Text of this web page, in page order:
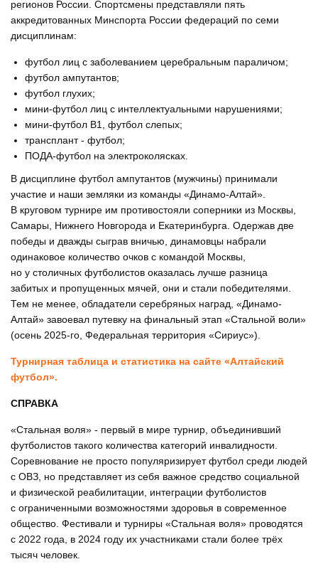
регионов России. Спортсмены представляли пять
аккредитованных Минспорта России федераций по семи
дисциплинам:
футбол лиц с заболеванием церебральным параличом;
футбол ампутантов;
футбол глухих;
мини-футбол лиц с интеллектуальными нарушениями;
мини-футбол В1, футбол слепых;
трансплант - футбол;
ПОДА-футбол на электроколясках.
В дисциплине футбол ампутантов (мужчины) принимали
участие и наши земляки из команды «Динамо-Алтай».
В круговом турнире им противостояли соперники из Москвы,
Самары, Нижнего Новгорода и Екатеринбурга. Одержав две
победы и дважды сыграв вничью, динамовцы набрали
одинаковое количество очков с командой Москвы,
но у столичных футболистов оказалась лучше разница
забитых и пропущенных мячей, они и стали победителями.
Тем не менее, обладатели серебряных наград, «Динамо-
Алтай» завоевал путевку на финальный этап «Стальной воли»
(осень 2025-го, Федеральная территория «Сириус»).
Турнирная таблица и статистика на сайте «Алтайский
футбол».
СПРАВКА
«Стальная воля» - первый в мире турнир, объединивший
футболистов такого количества категорий инвалидности.
Соревнование не просто популяризирует футбол среди людей
с ОВЗ, но представляет из себя важное средство социальной
и физической реабилитации, интеграции футболистов
с ограниченными возможностями здоровья в современное
общество. Фестивали и турниры «Стальная воля» проводятся
с 2022 года, в 2024 году их участниками стали более трёх
тысяч человек.